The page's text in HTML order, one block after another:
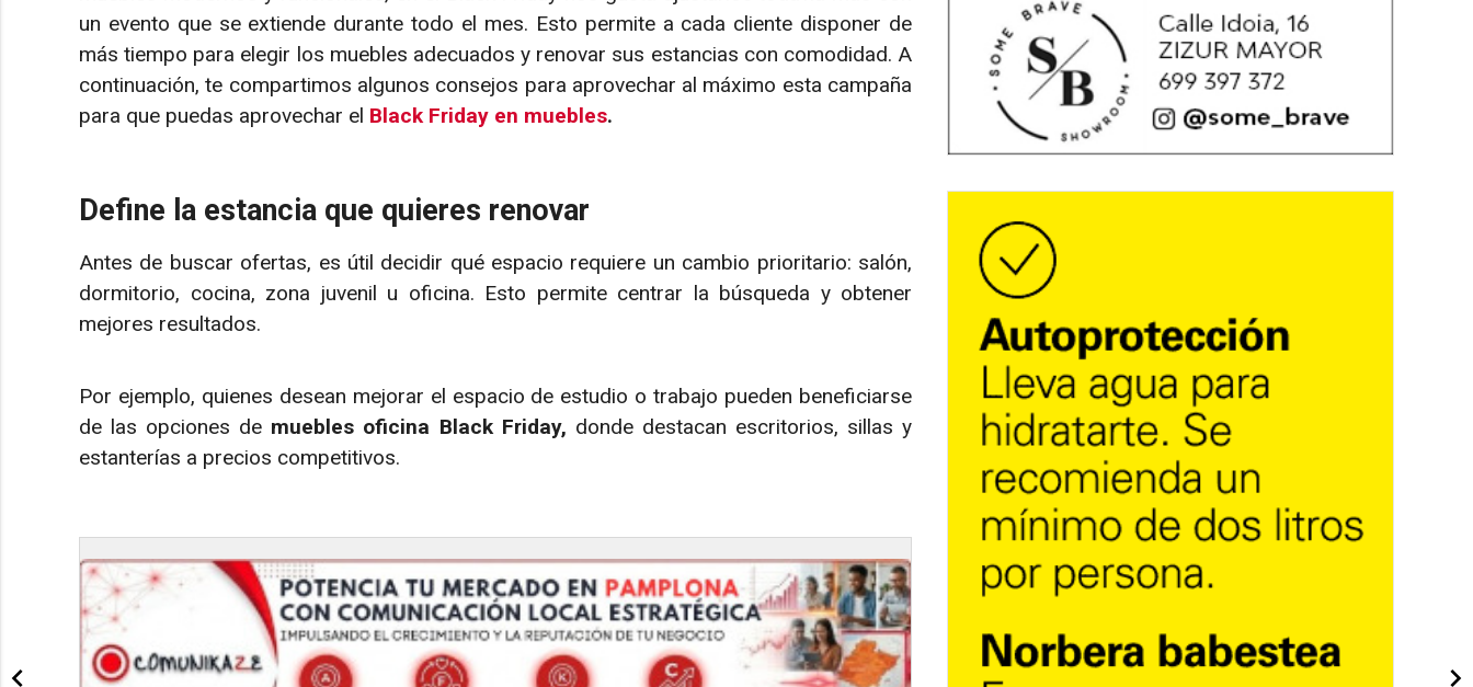
un evento que se extiende durante todo el mes. Esto permite a cada cliente disponer de
más tiempo para elegir los muebles adecuados y renovar sus estancias con comodidad. A
continuación, te compartimos algunos consejos para aprovechar al máximo esta campaña
para que puedas aprovechar el Black Friday en muebles.
Define la estancia que quieres renovar
Antes de buscar ofertas, es útil decidir qué espacio requiere un cambio prioritario: salón,
dormitorio, cocina, zona juvenil u oficina. Esto permite centrar la búsqueda y obtener
mejores resultados.
Por ejemplo, quienes desean mejorar el espacio de estudio o trabajo pueden beneficiarse
de las opciones de muebles oficina Black Friday, donde destacan escritorios, sillas y
estanterías a precios competitivos.